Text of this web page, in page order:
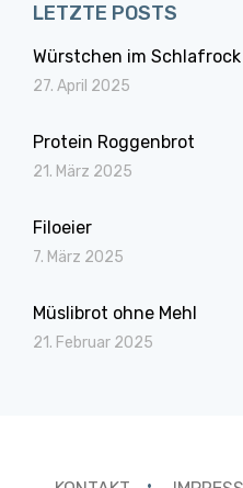
LETZTE POSTS
Würstchen im Schlafrock
27. April 2025
Protein Roggenbrot
21. März 2025
Filoeier
7. März 2025
Müslibrot ohne Mehl
21. Februar 2025